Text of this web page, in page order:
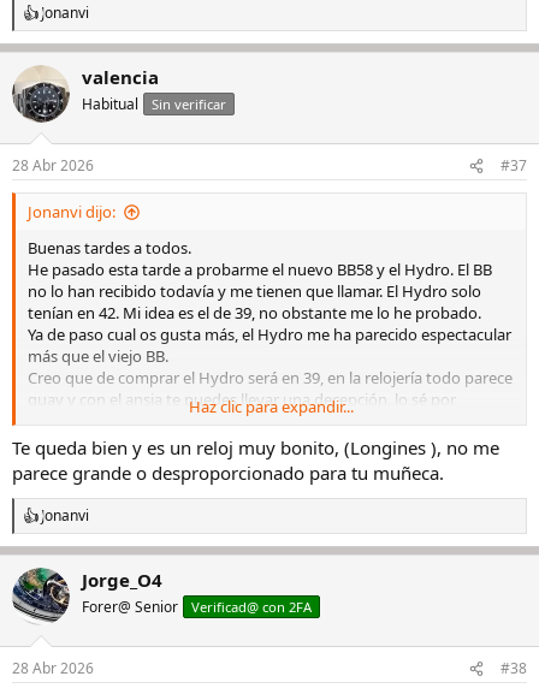
R
e
a
c
c
i
e
s
Jonanvi
valencia
Habitual Sin verificar
28 Abr 2026 #37
Jonanvi dijo:
Buenas tardes a todos.
He pasado esta tarde a probarme el nuevo BB58 y el Hydro. El BB
no lo han recibido todavía y me tienen que llamar. El Hydro solo
tenían en 42. Mi idea es el de 39, no obstante me lo he probado.
Ya de paso cual os gusta más, el Hydro me ha parecido espectacular
más que el viejo BB.
Creo que de comprar el Hydro será en 39, en la relojería todo parece
guay y con el ansia te puedes llevar una decepción, lo sé por
experiencia. El 42 se ve imponente, aunque no me quede mal.
Luego ya el BB me ha dejado pelín frío al lado del longines, aunque
era la versión anteruor.
Ver el archivos adjunto 3483165
Ver el archivos adjunto 3483167
Haz clic para expandir...
Te queda bien y es un reloj muy bonito, (Longines ), no me
parece grande o desproporcionado para tu muñeca.
R
e
a
c
c
i
e
Jonanvi
Jorge_O4
Forer@ Senior Verificad@ con 2FA
28 Abr 2026 #38